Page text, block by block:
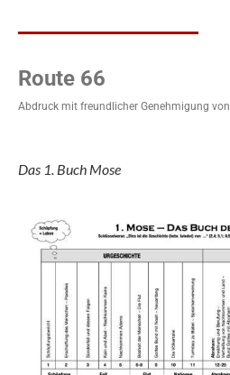
Route 66
Abdruck mit freundlicher Genehmigung von
Das 1. Buch Mose